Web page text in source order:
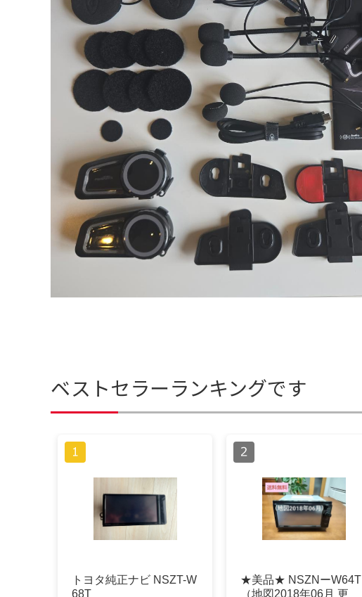
ベストセラーランキングです
トヨタ純正ナビ NSZT-W
68T
★美品★ NSZNーW64T
（地図2018年06月 更